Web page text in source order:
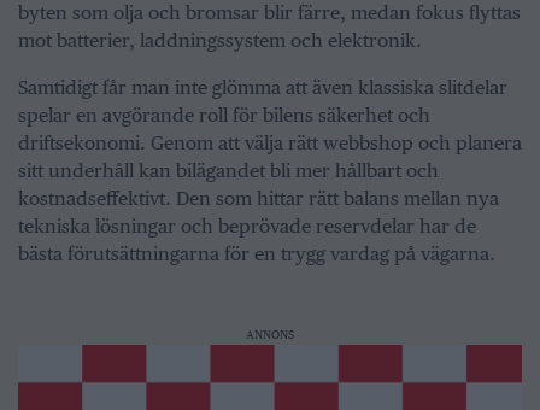
byten som olja och bromsar blir färre, medan fokus flyttas
mot batterier, laddningssystem och elektronik.
Samtidigt får man inte glömma att även klassiska slitdelar
spelar en avgörande roll för bilens säkerhet och
driftsekonomi. Genom att välja rätt webbshop och planera
sitt underhåll kan bilägandet bli mer hållbart och
kostnadseffektivt. Den som hittar rätt balans mellan nya
tekniska lösningar och beprövade reservdelar har de
bästa förutsättningarna för en trygg vardag på vägarna.
ANNONS